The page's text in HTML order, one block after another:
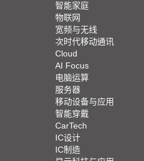
智能家庭
物联网
宽频与无线
次时代移动通讯
Cloud
AI Focus
电脑运算
服务器
移动设备与应用
智能穿戴
CarTech
IC设计
IC制造